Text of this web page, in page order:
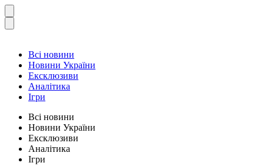
Всі новини
Новини України
Ексклюзиви
Аналітика
Ігри
Всі новини
Новини України
Ексклюзиви
Аналітика
Ігри